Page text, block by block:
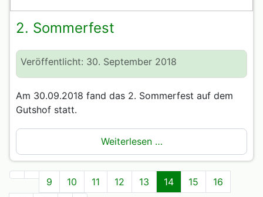
2. Sommerfest
Veröffentlicht: 30. September 2018
Am 30.09.2018 fand das 2. Sommerfest auf dem
Gutshof statt.
Weiterlesen …
9 10 11 12 13 14 15
16